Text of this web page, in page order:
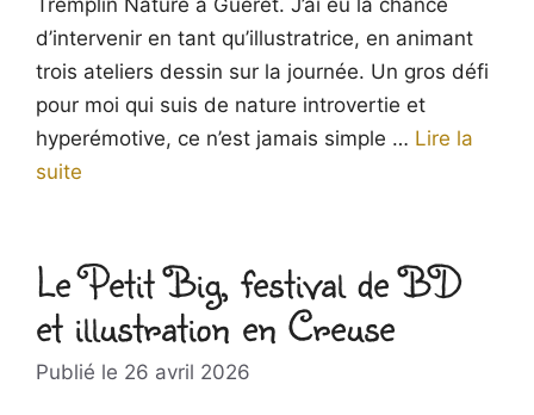
d’intervenir en tant qu’illustratrice, en animant
trois ateliers dessin sur la journée. Un gros défi
pour moi qui suis de nature introvertie et
hyperémotive, ce n’est jamais simple … Lire la
suite
Le Petit Big, festival de BD
et illustration en Creuse
26 avril 2026